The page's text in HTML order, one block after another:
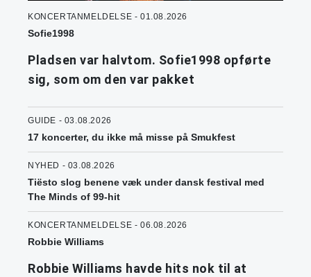
KONCERTANMELDELSE - 01.08.2026
Sofie1998
Pladsen var halvtom. Sofie1998 opførte
sig, som om den var pakket
GUIDE - 03.08.2026
17 koncerter, du ikke må misse på Smukfest
NYHED - 03.08.2026
Tiësto slog benene væk under dansk festival med
The Minds of 99-hit
KONCERTANMELDELSE - 06.08.2026
Robbie Williams
Robbie Williams havde hits nok til at